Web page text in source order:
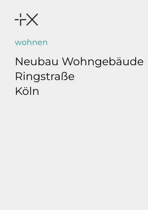
wohnen
Neubau Wohngebäude
Ringstraße
Köln